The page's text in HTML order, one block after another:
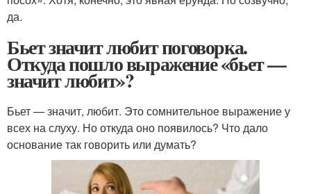
да.
Бьет значит любит поговорка.
Откуда пошло выражение «бьет —
значит любит»?
Бьет — значит, любит. Это сомнительное выражение у
всех на слуху. Но откуда оно появилось? Что дало
основание так говорить или думать?